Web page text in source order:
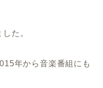
た。
年から音楽番組にも